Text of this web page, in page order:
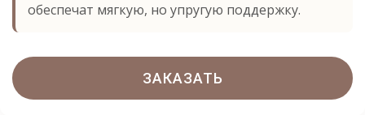
обеспечат мягкую, но упругую поддержку.
ЗАКАЗАТЬ